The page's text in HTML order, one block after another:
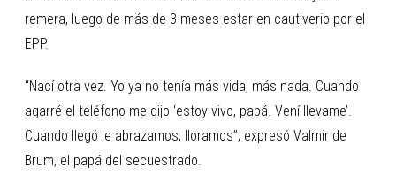
remera, luego de más de 3 meses estar en cautiverio por el
EPP.
“Nací otra vez. Yo ya no tenía más vida, más nada. Cuando
agarré el teléfono me dijo ‘estoy vivo, papá. Vení llevame’.
Cuando llegó le abrazamos, lloramos”, expresó Valmir de
Brum, el papá del secuestrado.